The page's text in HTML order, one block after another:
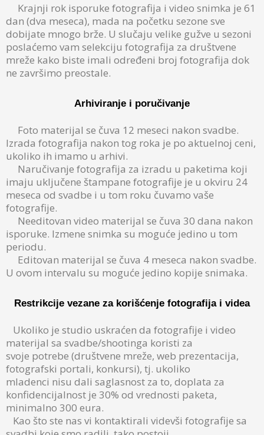
Krajnji rok isporuke fotografija i video snimka je 61
dan (dva meseca), mada na početku sezone sve
dobijate mnogo brže. U slučaju velike gužve u sezoni
poslaćemo vam selekciju fotografija za društvene
mreže kako biste imali određeni broj fotografija dok
ne završimo preostale.
Arhiviranje i poručivanje
Foto materijal se čuva 12 meseci nakon svadbe.
Izrada fotografija nakon tog roka je po aktuelnoj ceni,
ukoliko ih imamo u arhivi.
Naručivanje fotografija za izradu u paketima koji
imaju uključene štampane fotografije je u okviru 24
meseca od svadbe i u tom roku čuvamo vaše
fotografije.
Needitovan video materijal se čuva 30 dana nakon
isporuke. Izmene snimka su moguće jedino u tom
periodu.
Editovan materijal se čuva 4 meseca nakon svadbe.
U ovom intervalu su moguće jedino kopije snimaka.
Restrikcije vezane za korišćenje fotografija i videa
Ukoliko je studio uskraćen da fotografije i video
materijal sa svadbe/shootinga koristi za
svoje potrebe (društvene mreže, web prezentacija,
fotografski portali, konkursi), tj. ukoliko
mladenci nisu dali saglasnost za to, doplata za
konfidencijalnost je 30% od vrednosti paketa,
minimalno 300 eura.
Kao što ste nas vi kontaktirali videvši fotografije sa